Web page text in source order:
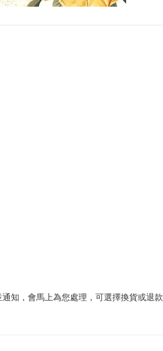
知，會馬上為您處理，可選擇換貨或退款